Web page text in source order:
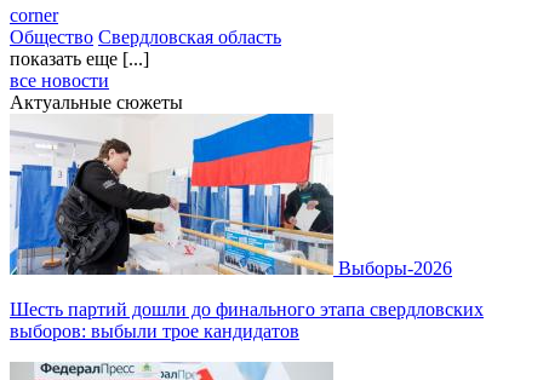
corner
Общество Свердловская область
показать еще [...]
все новости
Актуальные сюжеты
Выборы-2026
Шесть партий дошли до финального этапа свердловских
выборов: выбыли трое кандидатов